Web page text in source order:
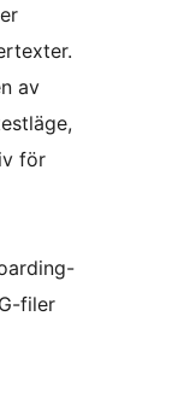
av
för
filer